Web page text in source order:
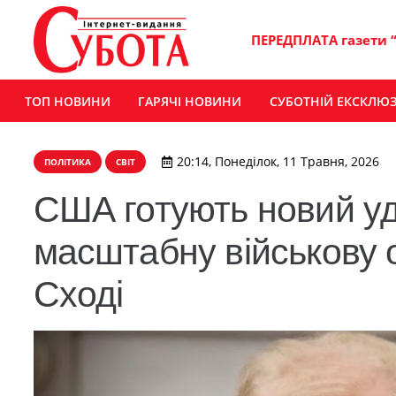
ПЕРЕДПЛАТА газети
ТОП НОВИНИ ГАРЯЧІ НОВИНИ СУБОТНІЙ
ПОЛІТИКА СВІТ 20:14, Понеділок, 11 Травня, 2026
США готують новий
масштабну
Сході